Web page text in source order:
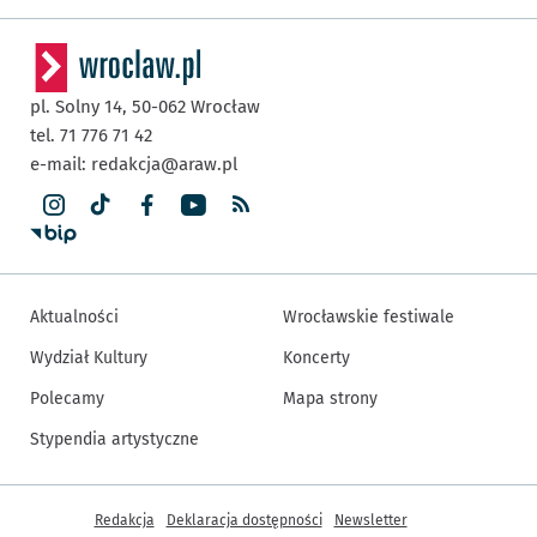
pl. Solny 14, 50-062 Wrocław
tel. 71 776 71 42
e-mail: redakcja@araw.pl
Aktualności
Wydział Kultury
Polecamy
Stypendia artystyczne
Wrocławskie festiwale
Koncerty
Mapa strony
Inne informacje
Redakcja Deklaracja dostępności Newsletter